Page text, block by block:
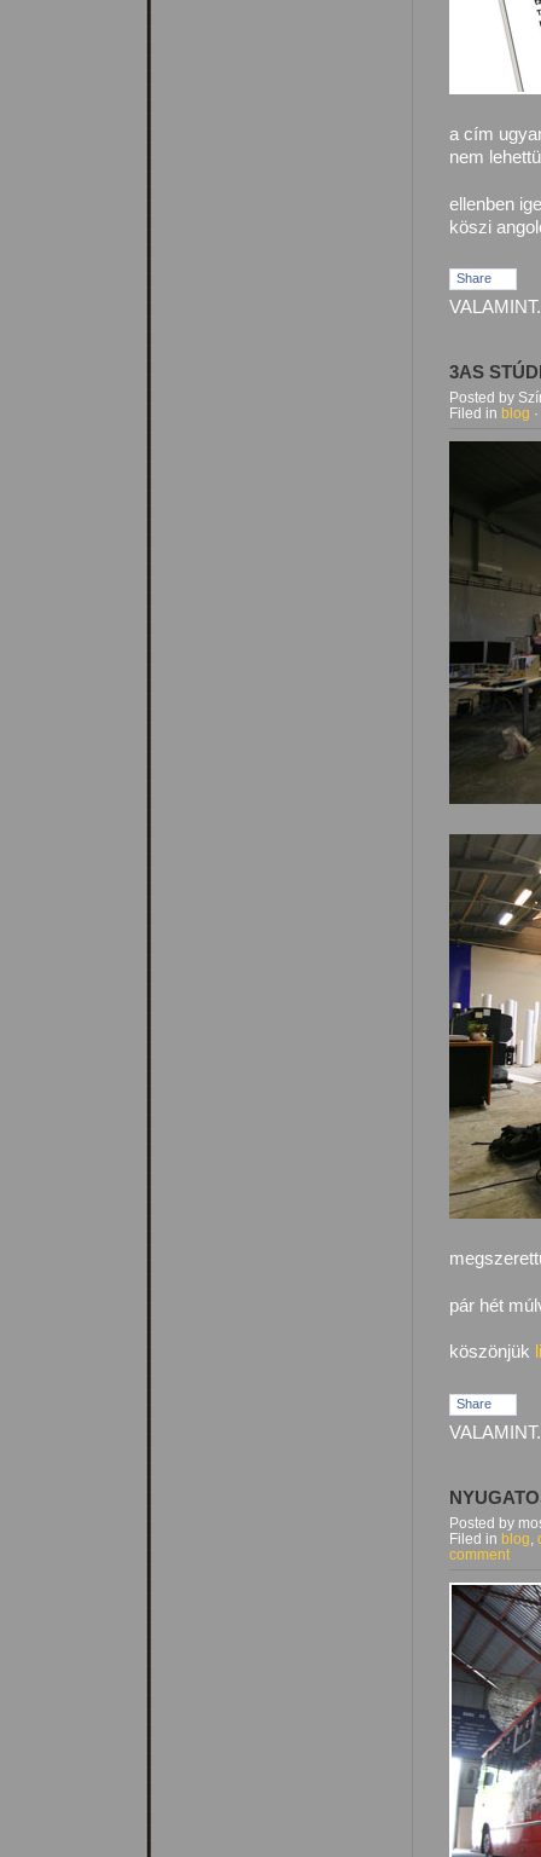
a cím
nem
ellenben
köszi
Share
3AS
Posted by
Filed in blog ·
pár hét
köszönjük
Share
Posted by
Filed in blog
comment